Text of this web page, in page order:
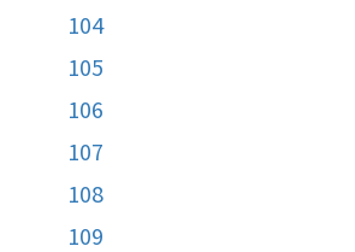
104
105
106
107
108
109